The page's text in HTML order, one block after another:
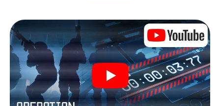
und vor allem: Vertrauen Sie niemandem!
Anders als in einem klassischen Escape Room in
Cranbrook sind Sie also nicht in ein Zimmer eingesperrt,
aus dem Sie sich in einem vorgegebenen Zeitfenster
befreien müssen. Diese Smartphone Schnitzeljagd erklärt
ganz Cranbrook zu Ihrem persönlichen Spielfeld! Die
technische Voraussetzung für Ihr Agentenabenteuer in
Cranbrook: Ein Smartphone mit Zugang ins mobile